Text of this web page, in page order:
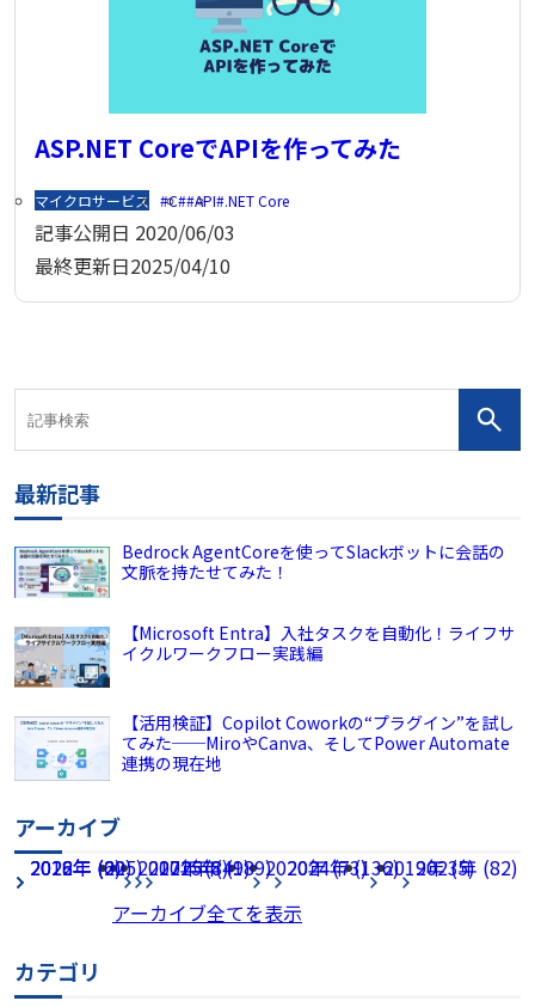
ASP.NET CoreでAPIを作ってみた
マイクロサービス C# API .NET Core
記事公開日 2020/06/03
最終更新日2025/04/10
最新記事
Bedrock AgentCoreを使ってSlackボットに会話の
文脈を持たせてみた！
【Microsoft Entra】入社タスクを自動化！ライフサ
イクルワークフロー実践編
【活用検証】Copilot Coworkの“プラグイン”を試し
てみた──MiroやCanva、そしてPower Automate
連携の現在地
アーカイブ
2026年 (225) 2025年 (189) 2024年 (136) 2023年 (82)
2022年 (60) 2021年 (49) 2020年 (73) 2019年 (5)
2018年 (2) 2017年 (8)
アーカイブ全てを表示
カテゴリ